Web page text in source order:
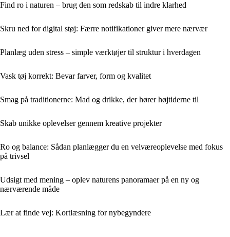
Find ro i naturen – brug den som redskab til indre klarhed
Skru ned for digital støj: Færre notifikationer giver mere nærvær
Planlæg uden stress – simple værktøjer til struktur i hverdagen
Vask tøj korrekt: Bevar farver, form og kvalitet
Smag på traditionerne: Mad og drikke, der hører højtiderne til
Skab unikke oplevelser gennem kreative projekter
Ro og balance: Sådan planlægger du en velværeoplevelse med fokus
på trivsel
Udsigt med mening – oplev naturens panoramaer på en ny og
nærværende måde
Lær at finde vej: Kortlæsning for nybegyndere